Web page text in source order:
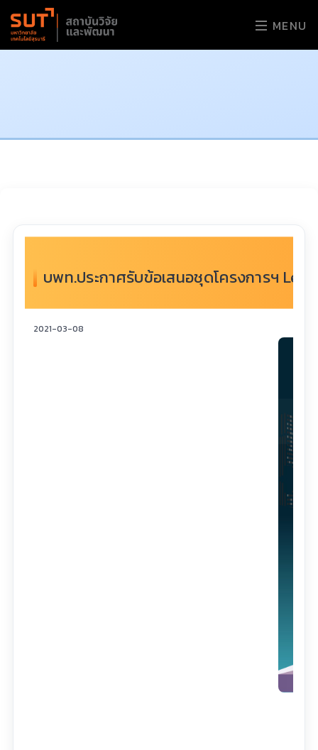
MENU
บพท.ประกาศรับข้อเสนอชุดโครงการฯ
2021-03-08